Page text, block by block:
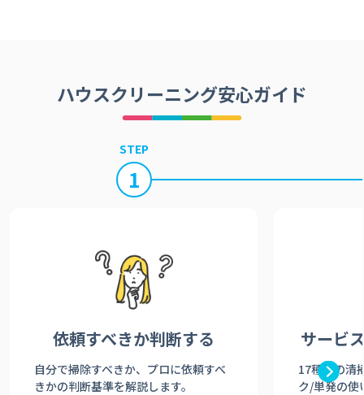
ハウスクリーニング安心ガイド
STEP
1
依頼すべきか判断する
自分で掃除すべきか、プロに依頼すべ
きかの判断基準を解説します。
サービ
17種類の清
ク/単発の使